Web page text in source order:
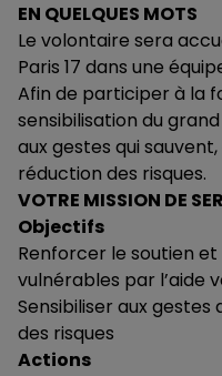
EN QUELQUES MOTS
Le volontaire sera
Paris 17 dans une
Afin de participer à la
sensibilisation du
aux gestes qui
réduction des risques.
VOTRE MISSION DE
Objectifs
Renforcer le soutien
vulnérables par l’aide
Sensibiliser aux
des risques
Actions